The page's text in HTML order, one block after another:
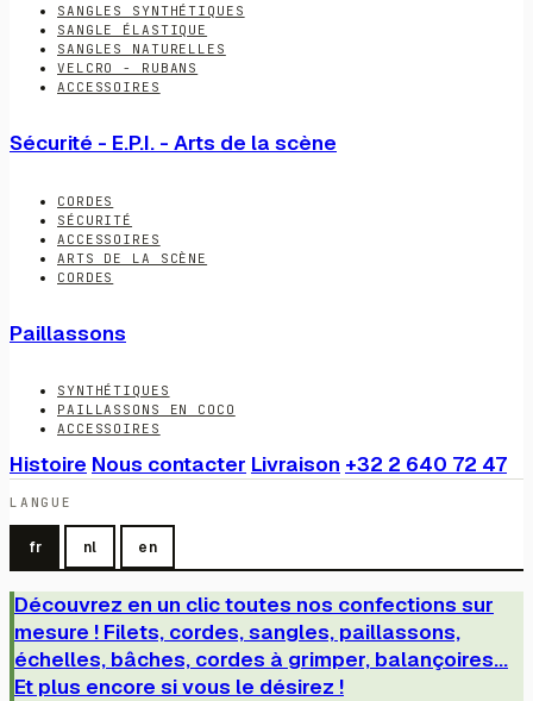
SANGLES SYNTHÉTIQUES
SANGLE ÉLASTIQUE
SANGLES NATURELLES
VELCRO - RUBANS
ACCESSOIRES
Sécurité - E.P.I. - Arts de la scène
CORDES
SÉCURITÉ
ACCESSOIRES
ARTS DE LA SCÈNE
CORDES
Paillassons
SYNTHÉTIQUES
PAILLASSONS EN COCO
ACCESSOIRES
Histoire Nous contacter Livraison +32 2 640 72 47
LANGUE
fr nl en
Découvrez en un clic toutes nos confections sur
mesure ! Filets, cordes, sangles, paillassons,
échelles, bâches, cordes à grimper, balançoires...
Et plus encore si vous le désirez !